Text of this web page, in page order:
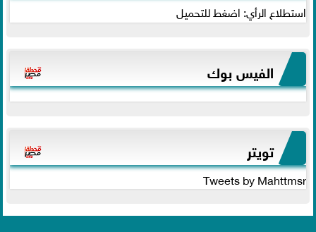
استطلاع الرأي: اضغط للتحميل
الفيس بوك
تويتر
Tweets by Mahttmsr